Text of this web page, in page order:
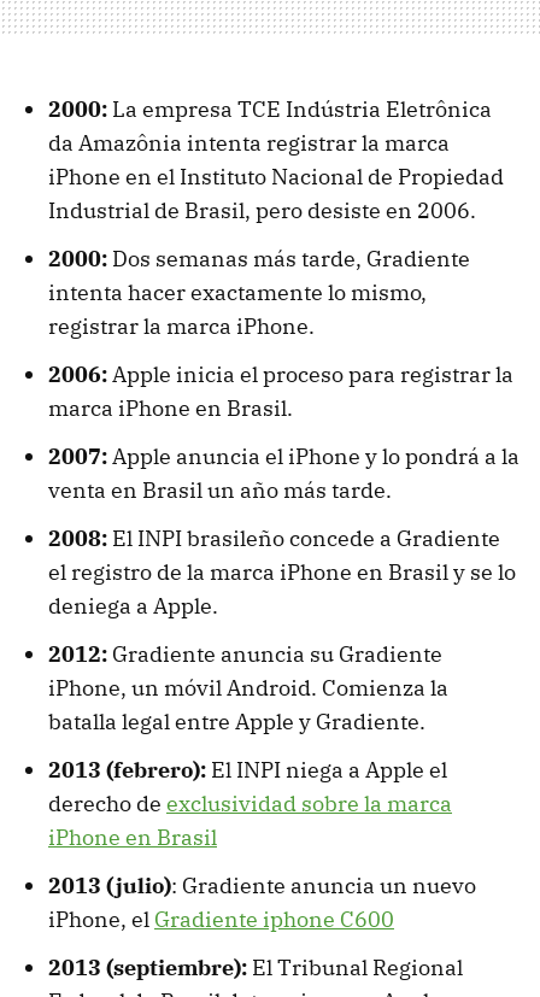
2000: La empresa TCE Indústria Eletrônica
da Amazônia intenta registrar la marca
iPhone en el Instituto Nacional de Propiedad
Industrial de Brasil, pero desiste en 2006.
2000: Dos semanas más tarde, Gradiente
intenta hacer exactamente lo mismo,
registrar la marca iPhone.
2006: Apple inicia el proceso para registrar la
marca iPhone en Brasil.
2007: Apple anuncia el iPhone y lo pondrá a la
venta en Brasil un año más tarde.
2008: El INPI brasileño concede a Gradiente
el registro de la marca iPhone en Brasil y se lo
deniega a Apple.
2012: Gradiente anuncia su Gradiente
iPhone, un móvil Android. Comienza la
batalla legal entre Apple y Gradiente.
2013 (febrero): El INPI niega a Apple el
derecho de exclusividad sobre la marca
iPhone en Brasil
2013 (julio): Gradiente anuncia un nuevo
iPhone, el Gradiente iphone C600
2013 (septiembre): El Tribunal Regional